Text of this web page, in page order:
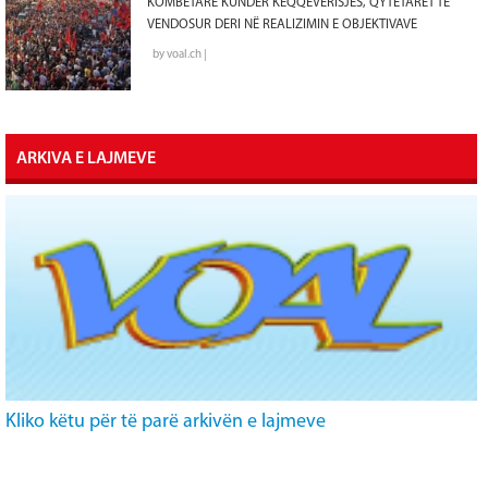
KOMBËTARE KUNDËR KEQQEVERISJES, QYTETARËT TË
VENDOSUR DERI NË REALIZIMIN E OBJEKTIVAVE
by voal.ch |
ARKIVA E LAJMEVE
Kliko këtu për të parë arkivën e lajmeve